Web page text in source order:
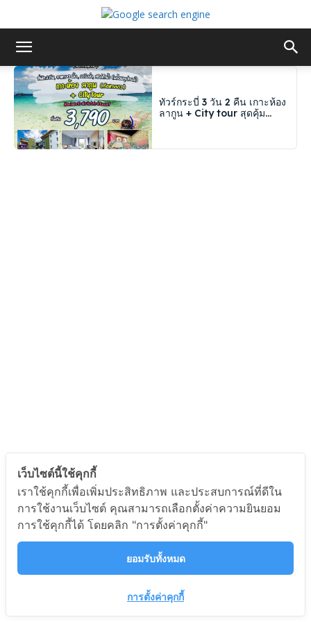
ทัวร์กระบี่ 3 วัน 2 คืน เกาะห้อง
ลากูน + City tour สุดคุ้ม...
เว็บไซต์นี้ใช้คุกกี้
เราใช้คุกกี้เพื่อเพิ่มประสิทธิภาพ และประสบการณ์ที่ดีใน
การใช้งานเว็บไซต์ คุณสามารถเลือกตั้งค่าความยินยอม
การใช้คุกกี้ได้ โดยคลิก "การตั้งค่าคุกกี้"
ยอมรับทั้งหมด
การตั้งค่าคุกกี้